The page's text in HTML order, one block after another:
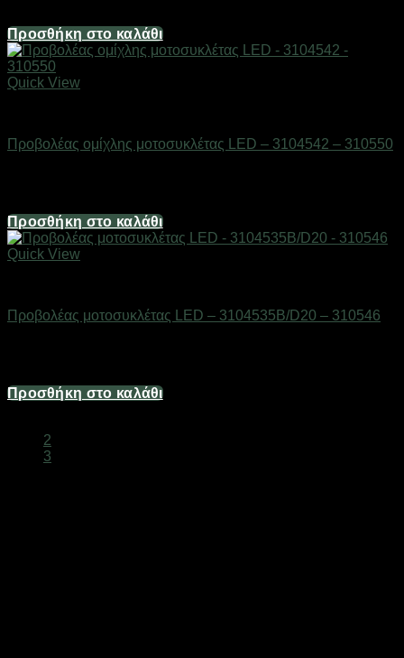
Προσθήκη στο καλάθι
Quick View
Προβολέας ομίχλης μοτοσυκλέτας LED – 3104542 – 310550
Προσθήκη στο καλάθι
Quick View
Προβολέας μοτοσυκλέτας LED – 3104535B/D20 – 310546
Προσθήκη στο καλάθι
2
3